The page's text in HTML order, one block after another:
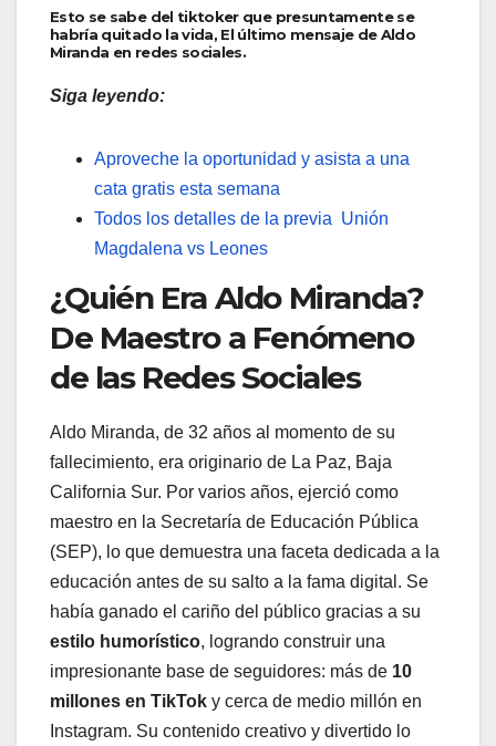
Esto se sabe del tiktoker que presuntamente se
habría quitado la vida, El último mensaje de Aldo
Miranda en redes sociales.
Siga leyendo:
Aproveche la oportunidad y asista a una
cata gratis esta semana
Todos los detalles de la previa Unión
Magdalena vs Leones
¿Quién Era Aldo Miranda?
De Maestro a Fenómeno
de las Redes Sociales
Aldo Miranda, de 32 años al momento de su
fallecimiento, era originario de La Paz, Baja
California Sur. Por varios años, ejerció como
maestro en la Secretaría de Educación Pública
(SEP), lo que demuestra una faceta dedicada a la
educación antes de su salto a la fama digital. Se
había ganado el cariño del público gracias a su
estilo humorístico, logrando construir una
impresionante base de seguidores: más de 10
millones en TikTok y cerca de medio millón en
Instagram. Su contenido creativo y divertido lo